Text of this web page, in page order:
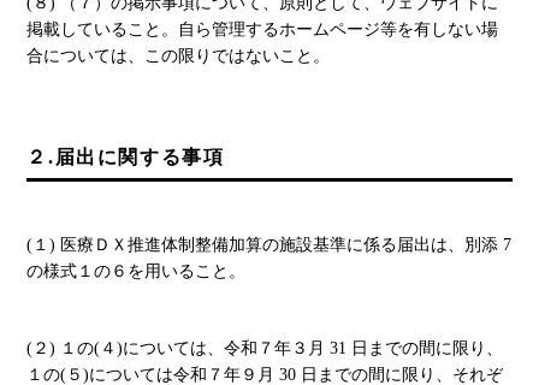
掲載していること。自ら管理するホームページ等を有しない場
合については、この限りではないこと。
２.届出に関する事項
(１) 医療ＤＸ推進体制整備加算の施設基準に係る届出は、別添 7
の様式１の６を用いること。
(２) １の(４)については、令和７年３月 31 日までの間に限り、
１の(５)については令和７年９月 30 日までの間に限り、それぞ